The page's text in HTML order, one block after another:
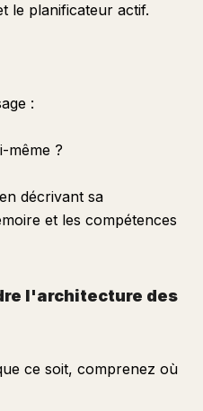
le planificateur actif.
:
même ?
décrivant sa
et les compétences
l'architecture des
ce soit, comprenez où